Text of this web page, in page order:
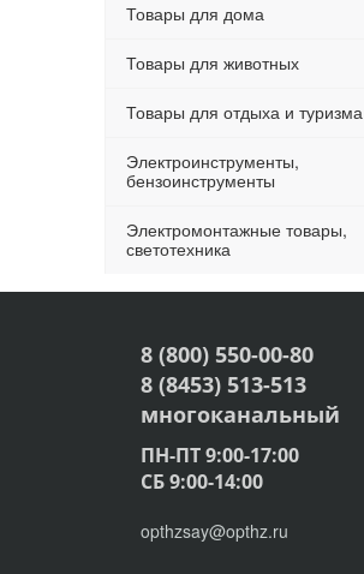
Товары для дома
Товары для животных
Товары для отдыха и туризма
Электроинструменты,
бензоинструменты
Электромонтажные товары,
светотехника
8 (800) 550-00-80
8 (8453) 513-513
многоканальный
ПН-ПТ 9:00-17:00
СБ 9:00-14:00
opthzsay@opthz.ru